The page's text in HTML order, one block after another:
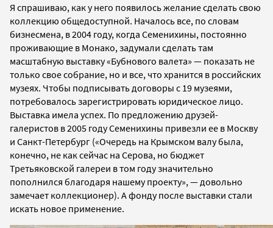
Я спрашиваю, как у него появилось желание сделать свою
коллекцию общедоступной. Началось все, по словам
бизнесмена, в 2004 году, когда Семенихины, постоянно
проживающие в Монако, задумали сделать там
масштабную выставку «Бубнового валета» — показать не
только свое собрание, но и все, что хранится в российских
музеях. Чтобы подписывать договоры с 19 музеями,
потребовалось зарегистрировать юридическое лицо.
Выставка имела успех. По предложению друзей-
галеристов в 2005 году Семенихины привезли ее в Москву
и Санкт-Петербург («Очередь на Крымском валу была,
конечно, не как сейчас на Серова, но бюджет
Третьяковской галереи в том году значительно
пополнился благодаря нашему проекту», — довольно
замечает коллекционер). А фонду после выставки стали
искать новое применение.